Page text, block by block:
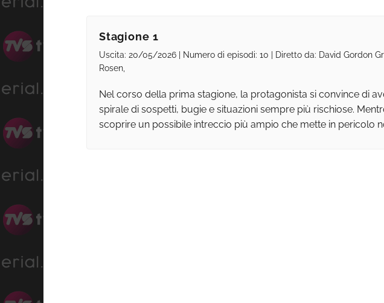
Stagione 1
Uscita: 20/05/2026 | Numero di episodi: 10 | Diretto da: David Gordon
Rosen,
Nel corso della prima stagione, la protagonista si convince di
spirale di sospetti, bugie e situazioni sempre più rischiose.
scoprire un possibile intreccio più ampio che mette in pericolo